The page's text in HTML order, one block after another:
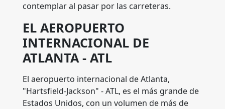
contemplar al pasar por las carreteras.
EL AEROPUERTO
INTERNACIONAL DE
ATLANTA - ATL
El aeropuerto internacional de Atlanta,
"Hartsfield-Jackson" - ATL, es el más grande de
Estados Unidos, con un volumen de más de